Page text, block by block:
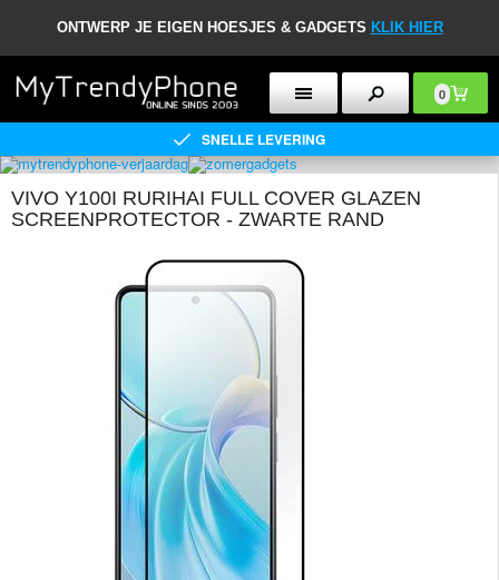
ONTWERP JE EIGEN HOESJES & GADGETS KLIK HIER
0
SNELLE LEVERING
VIVO Y100I RURIHAI FULL COVER GLAZEN
SCREENPROTECTOR - ZWARTE RAND